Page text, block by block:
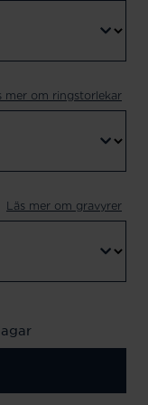
mer om ringstorlekar
Läs mer om gravyrer